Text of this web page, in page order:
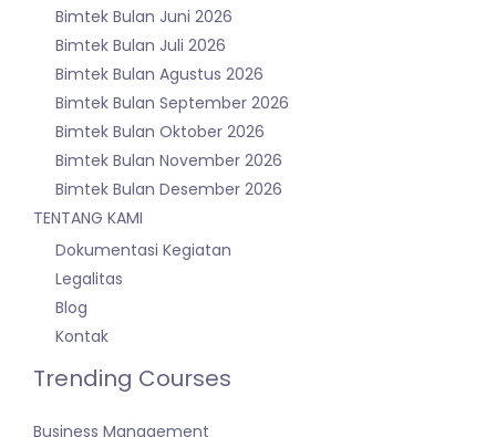
Bimtek Bulan Juni 2026
Bimtek Bulan Juli 2026
Bimtek Bulan Agustus 2026
Bimtek Bulan September 2026
Bimtek Bulan Oktober 2026
Bimtek Bulan November 2026
Bimtek Bulan Desember 2026
TENTANG KAMI
Dokumentasi Kegiatan
Legalitas
Blog
Kontak
Trending Courses
Business Management